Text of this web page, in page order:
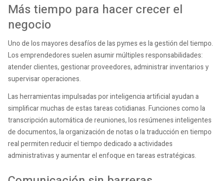
Más tiempo para hacer crecer el
negocio
Uno de los mayores desafíos de las pymes es la gestión del tiempo.
Los emprendedores suelen asumir múltiples responsabilidades:
atender clientes, gestionar proveedores, administrar inventarios y
supervisar operaciones.
Las herramientas impulsadas por inteligencia artificial ayudan a
simplificar muchas de estas tareas cotidianas. Funciones como la
transcripción automática de reuniones, los resúmenes inteligentes
de documentos, la organización de notas o la traducción en tiempo
real permiten reducir el tiempo dedicado a actividades
administrativas y aumentar el enfoque en tareas estratégicas.